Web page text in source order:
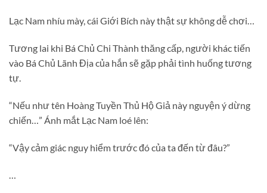
Lạc Nam nhíu mày, cái Giới Bích này thật sự không dễ chơi…
Tương lai khi Bá Chủ Chi Thành thăng cấp, người khác tiến
vào Bá Chủ Lãnh Địa của hắn sẽ gặp phải tình huống tương
tự.
“Nếu như tên Hoàng Tuyền Thủ Hộ Giả này nguyện ý dừng
chiến…” Ánh mắt Lạc Nam loé lên:
“Vậy cảm giác nguy hiểm trước đó của ta đến từ đâu?”